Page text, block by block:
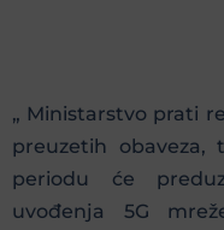
„ Ministarstvo prati
preuzetih
periodu će
uvođenja 5G